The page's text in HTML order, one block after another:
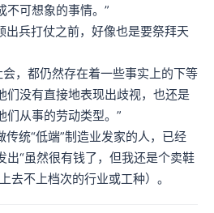
不可想象的事情。”
兵打仗之前，好像也是要祭拜天
，都仍然存在着一些事实上的下等
们没有直接地表现出歧视，也还是
们从事的劳动类型。”
统“低端”制造业发家的人，已经
出“虽然很有钱了，但我还是个卖鞋
去不上档次的行业或工种）。